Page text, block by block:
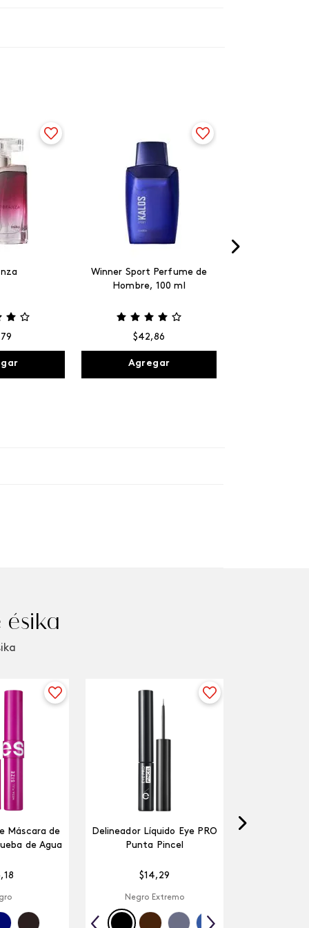
79
Winner Sport Perfume de
Hombre, 100 ml
$42,86
Agregar
Máscara de
de Agua
,18
Delineador Líquido Eye PRO
Punta Pincel
$14, 29
Negro Extremo